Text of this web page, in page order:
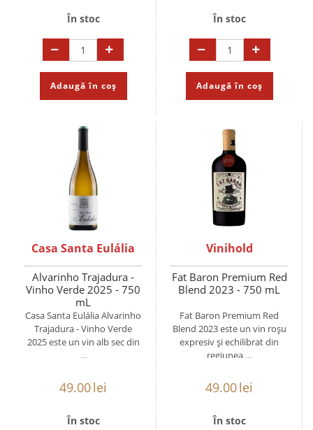
În stoc
Adaugă în coș
În stoc
Adaugă în coș
Casa Santa Eulália
Alvarinho Trajadura -
Vinho Verde 2025 - 750
mL
Casa Santa Eulália Alvarinho
Trajadura - Vinho Verde
2025 este un vin alb sec din
...
49.00lei
În stoc
Vinihold
Fat Baron Premium Red
Blend 2023 - 750 mL
Fat Baron Premium Red
Blend 2023 este un vin roșu
expresiv și echilibrat din
regiunea ...
49.00lei
În stoc